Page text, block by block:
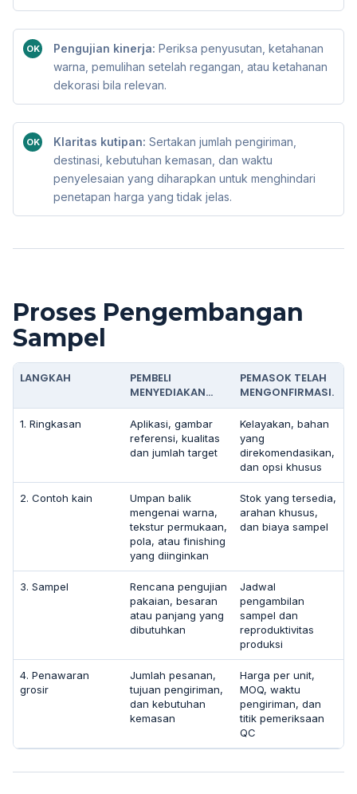
OK Pengujian kinerja: Periksa penyusutan, ketahanan
warna, pemulihan setelah regangan, atau ketahanan
dekorasi bila relevan.
OK Klaritas kutipan: Sertakan jumlah pengiriman,
destinasi, kebutuhan kemasan, dan waktu
penyelesaian yang diharapkan untuk menghindari
penetapan harga yang tidak jelas.
Proses Pengembangan
Sampel
LANGKAH
PEMBELI
MENYEDIAKAN…
PEMASOK TELAH
MENGONFIRMASI.
1. Ringkasan
Aplikasi, gambar
referensi, kualitas
dan jumlah target
Kelayakan, bahan
yang
direkomendasikan,
dan opsi khusus
2. Contoh kain
Umpan balik
mengenai warna,
tekstur permukaan,
pola, atau finishing
yang diinginkan
Stok yang tersedia,
arahan khusus,
dan biaya sampel
3. Sampel
Rencana pengujian
pakaian, besaran
atau panjang yang
dibutuhkan
Jadwal
pengambilan
sampel dan
reproduktivitas
produksi
4. Penawaran
grosir
Jumlah pesanan,
tujuan pengiriman,
dan kebutuhan
kemasan
Harga per unit,
MOQ, waktu
pengiriman, dan
titik pemeriksaan
QC